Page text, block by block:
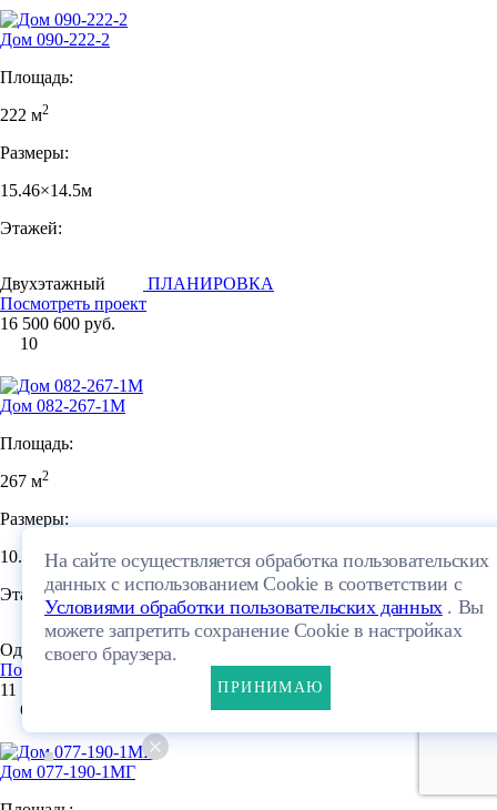
Дом 090-222-2
Площадь:
222 м2
Размеры:
15.46×14.5м
Этажей:
Двухэтажный
ПЛАНИРОВКА
Посмотреть проект
16 500 600 руб.
10
Дом 082-267-1М
Площадь:
267 м2
Размеры:
10.64×12.84м
Этажей:
Один этаж + мансарда
Посмотреть проект
11 774 754 руб.
6
Дом 077-190-1МГ
На сайте осуществляется обработка пользовательских
данных с использованием Cookie в соответствии с
Условиями обработки пользовательских данных. Вы
можете запретить сохранение Cookie в настройках
своего браузера.
ПРИНИМАЮ